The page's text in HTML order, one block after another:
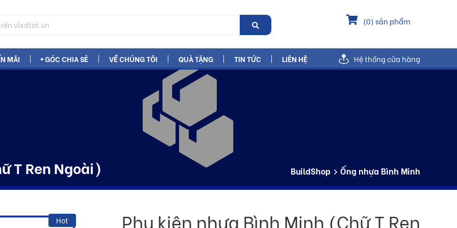
(0) sản phẩm
MÃI GÓC CHIA SẺ VỀ CHÚNG TÔI QUÀ TẶNG TIN TỨC LIÊN HỆ Hệ thống cửa hàng
T Ren Ngoài) BuildShop Ống nhựa Bình Minh
Hot
Phụ kiện nhựa Bình Minh (Chữ T Ren